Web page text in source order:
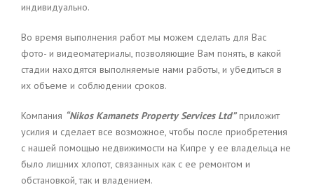
индивидуально.
Во время выполнения работ мы можем сделать для Вас
фото- и видеоматериалы, позволяющие Вам понять, в какой
стадии находятся выполняемые нами работы, и убедиться в
их объеме и соблюдении сроков.
Компания “Nikos Kamanets Property Services Ltd”приложит
усилия и сделает все возможное, чтобы после приобретения
с нашей помощью недвижимости на Кипре у ее владельца не
было лишних хлопот, связанных как с ее ремонтом и
обстановкой, так и владением.